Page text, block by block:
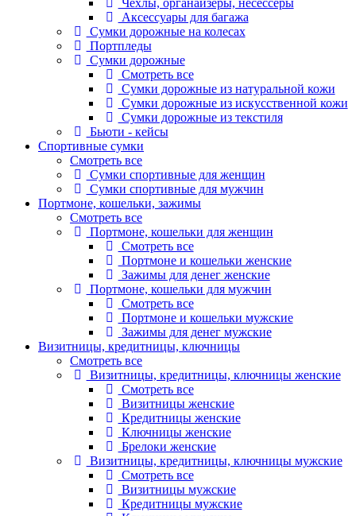
Чехлы, органайзеры, несессеры
Аксессуары для багажа
Сумки дорожные на колесах
Портпледы
Сумки дорожные
Смотреть все
Сумки дорожные из натуральной кожи
Сумки дорожные из искусственной кожи
Сумки дорожные из текстиля
Бьюти - кейсы
Спортивные сумки
Смотреть все
Сумки спортивные для женщин
Сумки спортивные для мужчин
Портмоне, кошельки, зажимы
Смотреть все
Портмоне, кошельки для женщин
Смотреть все
Портмоне и кошельки женские
Зажимы для денег женские
Портмоне, кошельки для мужчин
Смотреть все
Портмоне и кошельки мужские
Зажимы для денег мужские
Визитницы, кредитницы, ключницы
Смотреть все
Визитницы, кредитницы, ключницы женские
Смотреть все
Визитницы женские
Кредитницы женские
Ключницы женские
Брелоки женские
Визитницы, кредитницы, ключницы мужские
Смотреть все
Визитницы мужские
Кредитницы мужские